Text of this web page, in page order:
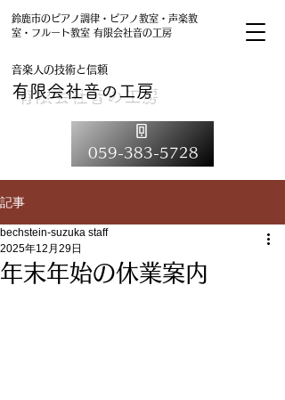
鈴鹿市のピアノ調律・ピアノ教室・声楽教
室・フルート教室 有限会社音の工房
音楽人の技術と信頼
有限会社音の工房
059-383-5728
記事
年末年始の休業案内
bechstein-suzuka staff
2025年12月29日